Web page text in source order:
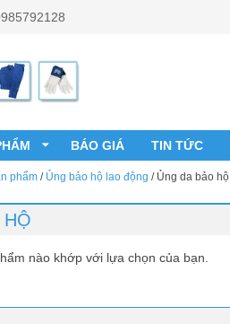
BÁO GIÁ TIN TỨC
phẩm / Ủng bảo hộ lao động / Ủng da bảo hộ
HỘ
nào khớp với lựa chọn của bạn.